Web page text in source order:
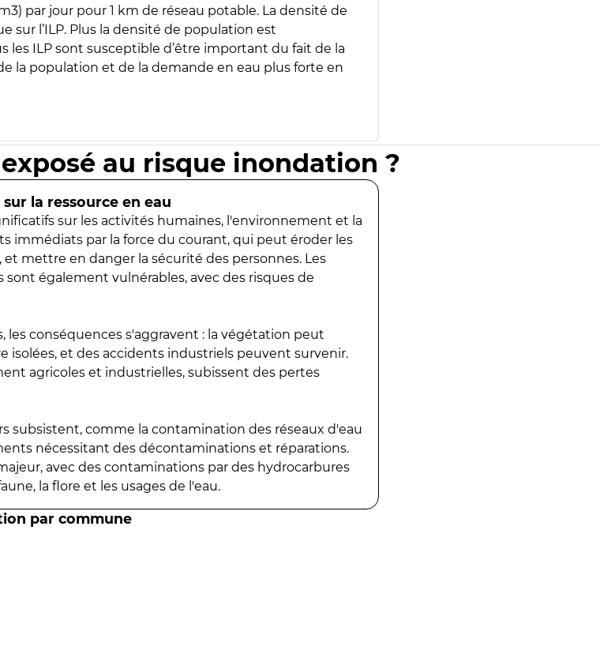
par jour pour 1 km de réseau potable. La densité de
sur l’ILP. Plus la densité de population est
les ILP sont susceptible d’être important du fait de la
la population et de la demande en eau plus forte en
au risque inondation ?
la ressource en eau
sur les activités humaines, l'environnement et la
immédiats par la force du courant, qui peut éroder les
mettre en danger la sécurité des personnes. Les
également vulnérables, avec des risques de
les conséquences s'aggravent : la végétation peut
isolées, et des accidents industriels peuvent survenir.
agricoles et industrielles, subissent des pertes
subsistent, comme la contamination des réseaux d'eau
nécessitant des décontaminations et réparations.
avec des contaminations par des hydrocarbures
la flore et les usages de l'eau.
par commune